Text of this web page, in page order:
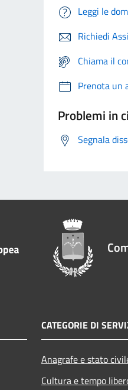
Leggi le
Richiedi
Chiama il
Prenota un
Problemi in
Segnala
CATEGORIE DI
Anagrafe e stato
Cultura e tempo